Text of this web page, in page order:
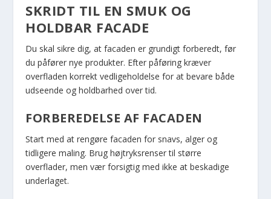
SKRIDT TIL EN SMUK OG
HOLDBAR FACADE
Du skal sikre dig, at facaden er grundigt forberedt, før
du påfører nye produkter. Efter påføring kræver
overfladen korrekt vedligeholdelse for at bevare både
udseende og holdbarhed over tid.
FORBEREDELSE AF FACADEN
Start med at rengøre facaden for snavs, alger og
tidligere maling. Brug højtryksrenser til større
overflader, men vær forsigtig med ikke at beskadige
underlaget.